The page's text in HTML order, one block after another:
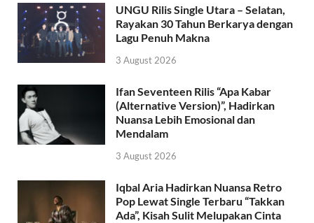
UNGU Rilis Single Utara – Selatan,
Rayakan 30 Tahun Berkarya dengan
Lagu Penuh Makna
3 August 2026
Ifan Seventeen Rilis “Apa Kabar
(Alternative Version)”, Hadirkan
Nuansa Lebih Emosional dan
Mendalam
3 August 2026
Iqbal Aria Hadirkan Nuansa Retro
Pop Lewat Single Terbaru “Takkan
Ada”, Kisah Sulit Melupakan Cinta